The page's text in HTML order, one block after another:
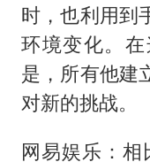
时，也利用到
环境变化。
是，所有他建
对新的挑战。
网易娱乐：相